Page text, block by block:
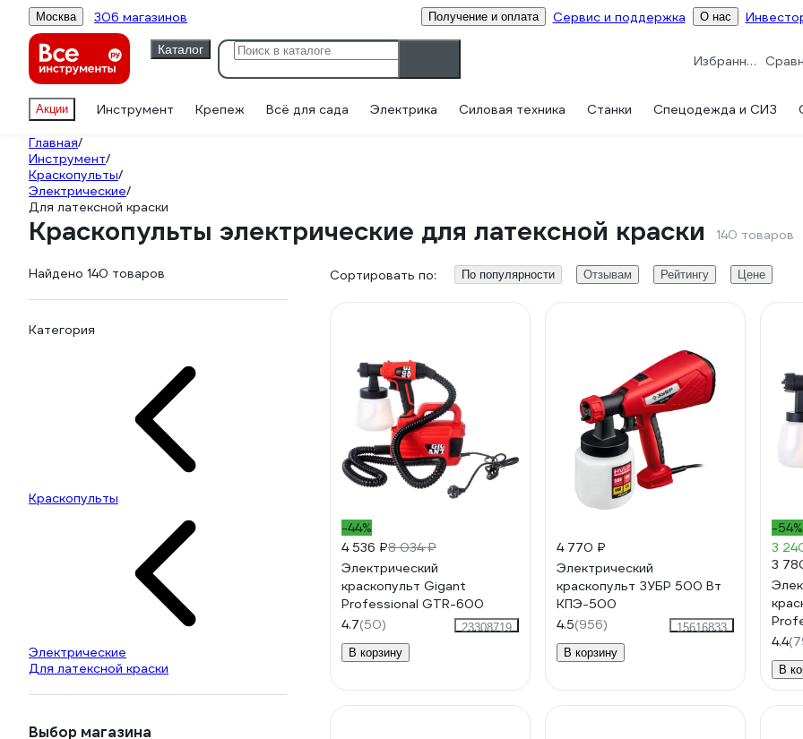
Москва 306 магазинов Получение и оплата Сервис и поддержка О нас
Каталог
Избранное
Акции Инструмент Крепеж Всё для сада Электрика Силовая техника Станки Спецодежда и СИЗ
Главная/
Инструмент/
Краскопульты/
Электрические/
Для латексной краски
Краскопульты электрические для латексной краски 140 товаров
Найдено 140 товаров
Категория
Краскопульты
Электрические
Для латексной краски
Выбор магазина
Сортировать по: По популярности Отзывам Рейтингу Цене
-44%
4 536 ₽8 034 ₽
Электрический
краскопульт Gigant
Professional GTR-600
4.7(50)
23308719
В корзину
4 770 ₽
Электрический
краскопульт ЗУБР 500 Вт
КПЭ-500
4.5(956)
15616833
В корзину
-54%
3
3
4.4
В